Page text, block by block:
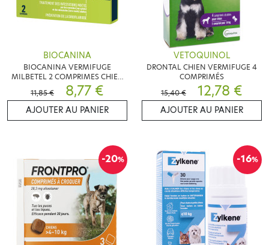
BIOCANINA
BIOCANINA VERMIFUGE
MILBETEL 2 COMPRIMES CHIEN
+5KG
11,85 € 8,77 €
AJOUTER AU PANIER
VETOQUINOL
DRONTAL CHIEN VERMIFUGE 4
COMPRIMÉS
15,40 €
12,78 €
AJOUTER AU PANIER
-20% -16%